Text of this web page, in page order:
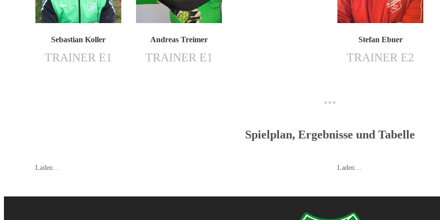
Sebastian Koller
TRAINER E1
Andreas Treimer
TRAINER E1
Stefan Ebner
TRAINER E2
Spielplan, Ergebnisse und Tabelle
Laden… Laden…